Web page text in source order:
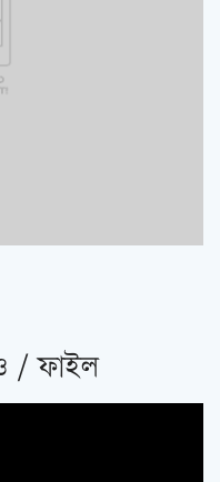
/ ফাইল